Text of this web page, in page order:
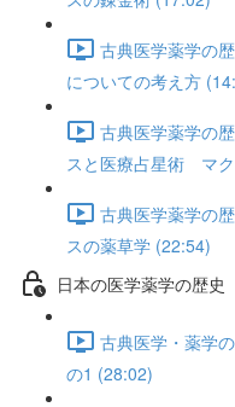
古典医学薬学の
についての考え方
古典医学薬学の
スと医療占星術 マ
古典医学薬学の
スの薬草学 (22:54)
日本の医学薬学の歴史
古典医学・薬学
の1 (28:02)